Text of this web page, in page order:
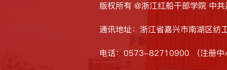
版权所有 @浙江红船干部学院 中
通讯地址：浙江省嘉兴市南湖区纺
电话：0573-82710900 （注册中